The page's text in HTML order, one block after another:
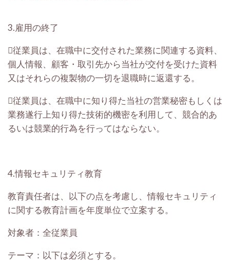
3.雇用の終了
従業員は、在職中に交付された業務に関連する資料、
個人情報、顧客・取引先から当社が交付を受けた資料
又はそれらの複製物の一切を退職時に返還する。
従業員は、在職中に知り得た当社の営業秘密もしくは
業務遂行上知り得た技術的機密を利用して、競合的あ
るいは競業的行為を行ってはならない。
4.情報セキュリティ教育
教育責任者は、以下の点を考慮し、情報セキュリティ
に関する教育計画を年度単位で立案する。
対象者：全従業員
テーマ：以下は必須とする。